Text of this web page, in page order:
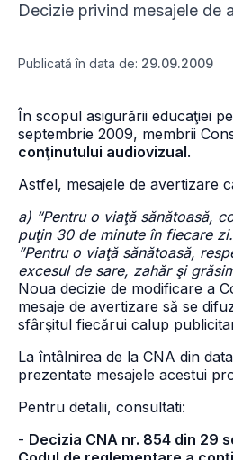
Decizie privind mesajele de
Publicată în data de: 29.09.2009
În scopul asigurării educaţiei
septembrie 2009, membrii
conţinutului audiovizual.
Astfel, mesajele de avertizare
a) “Pentru o viaţă sănătoasă,
puţin 30 de minute în fiecare
”Pentru o viaţă sănătoasă,
excesul de sare, zahăr şi
Noua decizie de modificare a
mesaje de avertizare să se
sfârşitul fiecărui calup
La întâlnirea de la CNA din
prezentate mesajele acestui
Pentru detalii, consultati:
- Decizia CNA nr. 854 din 29